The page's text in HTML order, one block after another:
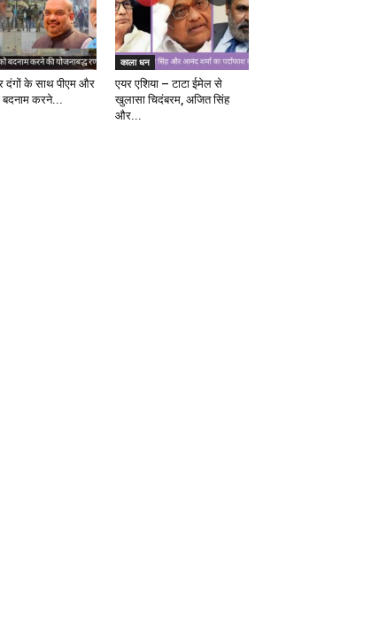
दंगों के साथ पीएम और
करने...
काला धन
एयर एशिया – टाटा ईमेल से
खुलासा चिदंबरम, अजित सिंह
और...